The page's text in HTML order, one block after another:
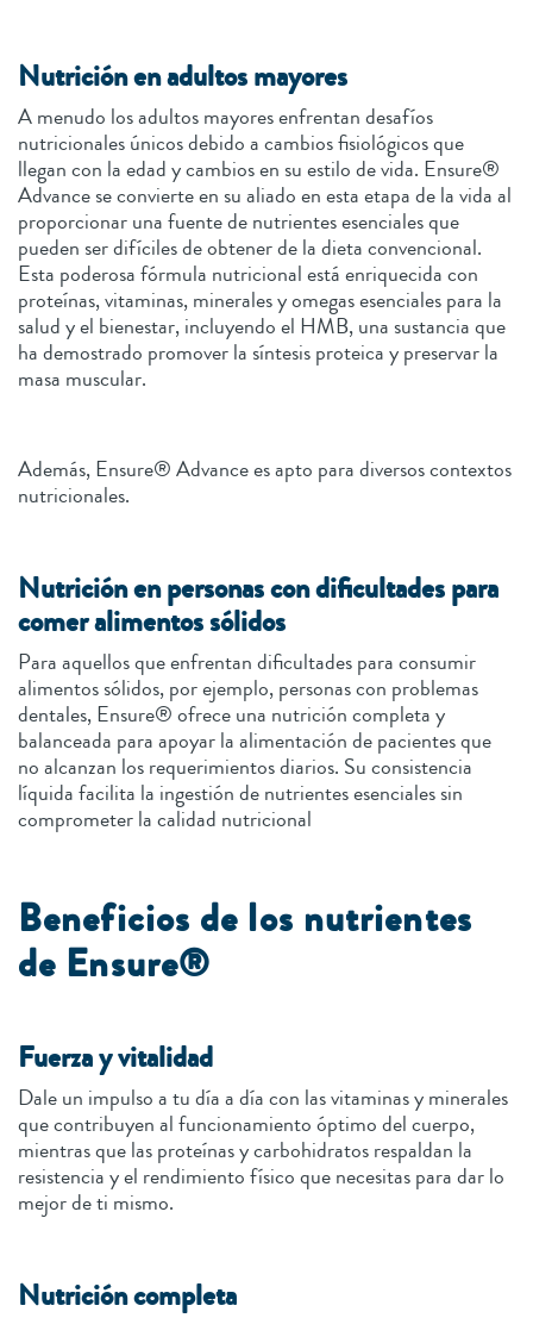
Nutrición en adultos mayores
A menudo los adultos mayores enfrentan desafíos
nutricionales únicos debido a cambios fisiológicos que
llegan con la edad y cambios en su estilo de vida. Ensure®
Advance se convierte en su aliado en esta etapa de la vida al
proporcionar una fuente de nutrientes esenciales que
pueden ser difíciles de obtener de la dieta convencional.
Esta poderosa fórmula nutricional está enriquecida con
proteínas, vitaminas, minerales y omegas esenciales para la
salud y el bienestar, incluyendo el HMB, una sustancia que
ha demostrado promover la síntesis proteica y preservar la
masa muscular.
Además, Ensure® Advance es apto para diversos contextos
nutricionales.
Nutrición en personas con dificultades para
comer alimentos sólidos
Para aquellos que enfrentan dificultades para consumir
alimentos sólidos, por ejemplo, personas con problemas
dentales, Ensure® ofrece una nutrición completa y
balanceada para apoyar la alimentación de pacientes que
no alcanzan los requerimientos diarios. Su consistencia
líquida facilita la ingestión de nutrientes esenciales sin
comprometer la calidad nutricional
Beneficios de los nutrientes
de Ensure®
Fuerza y vitalidad
Dale un impulso a tu día a día con las vitaminas y minerales
que contribuyen al funcionamiento óptimo del cuerpo,
mientras que las proteínas y carbohidratos respaldan la
resistencia y el rendimiento físico que necesitas para dar lo
mejor de ti mismo.
Nutrición completa